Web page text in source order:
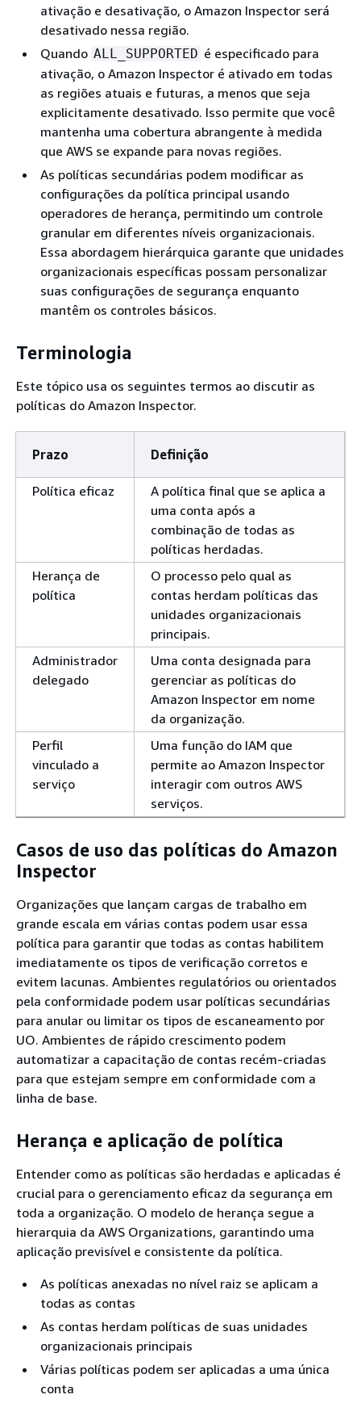
ativação e desativação, o Amazon Inspector será
desativado nessa região.
Quando ALL_SUPPORTED é especificado para
ativação, o Amazon Inspector é ativado em todas
as regiões atuais e futuras, a menos que seja
explicitamente desativado. Isso permite que você
mantenha uma cobertura abrangente à medida
que AWS se expande para novas regiões.
As políticas secundárias podem modificar as
configurações da política principal usando
operadores de herança, permitindo um controle
granular em diferentes níveis organizacionais.
Essa abordagem hierárquica garante que unidades
organizacionais específicas possam personalizar
suas configurações de segurança enquanto
mantêm os controles básicos.
Terminologia
Este tópico usa os seguintes termos ao discutir as
políticas do Amazon Inspector.
Prazo Definição
Política eficaz
A política final que se aplica a
uma conta após a
combinação de todas as
políticas herdadas.
Herança de
política
O processo pelo qual as
contas herdam políticas das
unidades organizacionais
principais.
Administrador
delegado
Uma conta designada para
gerenciar as políticas do
Amazon Inspector em nome
da organização.
Perfil
vinculado a
serviço
Uma função do IAM que
permite ao Amazon Inspector
interagir com outros AWS
serviços.
Casos de uso das políticas do Amazon
Inspector
Organizações que lançam cargas de trabalho em
grande escala em várias contas podem usar essa
política para garantir que todas as contas habilitem
imediatamente os tipos de verificação corretos e
evitem lacunas. Ambientes regulatórios ou orientados
pela conformidade podem usar políticas secundárias
para anular ou limitar os tipos de escaneamento por
UO. Ambientes de rápido crescimento podem
automatizar a capacitação de contas recém-criadas
para que estejam sempre em conformidade com a
linha de base.
Herança e aplicação de política
Entender como as políticas são herdadas e aplicadas é
crucial para o gerenciamento eficaz da segurança em
toda a organização. O modelo de herança segue a
hierarquia da AWS Organizations, garantindo uma
aplicação previsível e consistente da política.
As políticas anexadas no nível raiz se aplicam a
todas as contas
As contas herdam políticas de suas unidades
organizacionais principais
Várias políticas podem ser aplicadas a uma única
conta